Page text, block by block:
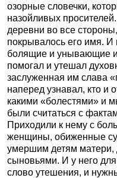
озорные словечки,
назойливых
деревни во все
покрывалось его имя. И
болящие и унывающие
помогал и утешал
заслуженная им слава
наперед узнавал, кто и
какими «болестями» и
были считаться с
Приходили к нему с
женщины, обиженные
умершим детям
сыновьями. И у него
слово утешения, и